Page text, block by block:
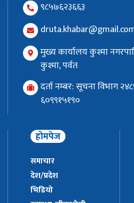
९८५७६२३६६३
मुख्य कार्यालय कुश्मा
कुश्मा, पर्वत
दर्ता नम्बर: सूचना विभाग
६०९९१५१९०
होमपेज
समाचार
देश/प्रदेश
भिडियो